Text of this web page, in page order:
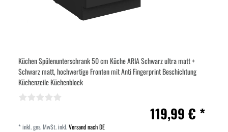
Küchen Spülenunterschrank 50 cm Küche ARIA Schwarz ultra matt +
Schwarz matt, hochwertige Fronten mit Anti Fingerprint Beschichtung
Küchenzeile Küchenblock
119,99 € *
*inkl. ges. MwSt.inkl.Versand nach DE